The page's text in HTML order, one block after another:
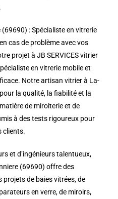
: Spécialiste en vitrerie
cas de problème avec vos
projet à JB SERVICES vitrier
en vitrerie mobile et
Notre artisan vitrier à La-
la qualité, la fiabilité et la
de miroiterie et de
à des tests rigoureux pour
clients.
et d’ingénieurs talentueux,
(69690) offre des
de baies vitrées, de
en verre, de miroirs,